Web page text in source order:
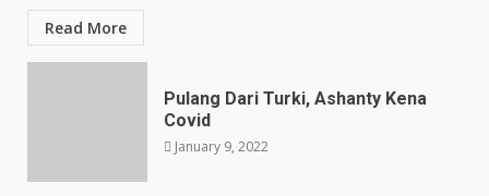
Read More
Pulang Dari Turki, Ashanty Kena
Covid
January 9, 2022